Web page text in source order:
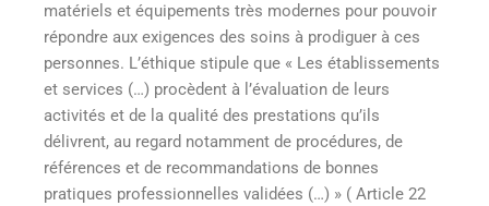
matériels et équipements très modernes pour pouvoir
répondre aux exigences des soins à prodiguer à ces
personnes. L’éthique stipule que « Les établissements
et services (…) procèdent à l’évaluation de leurs
activités et de la qualité des prestations qu’ils
délivrent, au regard notamment de procédures, de
références et de recommandations de bonnes
pratiques professionnelles validées (…) » ( Article 22